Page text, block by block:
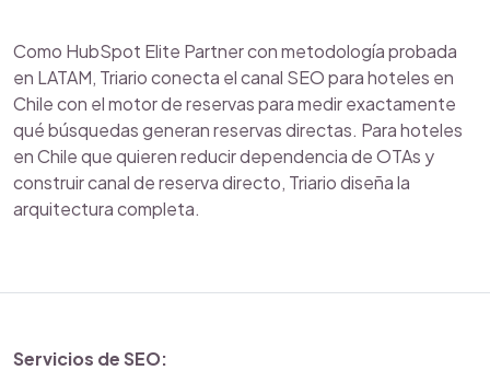
Como HubSpot Elite Partner con metodología probada
en LATAM, Triario conecta el canal SEO para hoteles en
Chile con el motor de reservas para medir exactamente
qué búsquedas generan reservas directas. Para hoteles
en Chile que quieren reducir dependencia de OTAs y
construir canal de reserva directo, Triario diseña la
arquitectura completa.
Servicios de SEO: